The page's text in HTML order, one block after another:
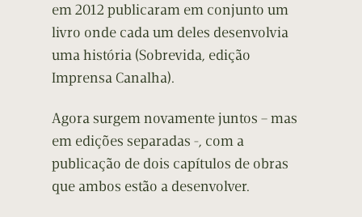
em 2012 publicaram em conjunto um
livro onde cada um deles desenvolvia
uma história (Sobrevida, edição
Imprensa Canalha).
Agora surgem novamente juntos – mas
em edições separadas -, com a
publicação de dois capítulos de obras
que ambos estão a desenvolver.